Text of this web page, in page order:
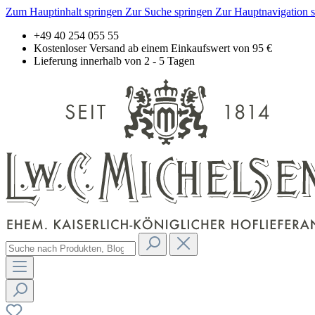
Zum Hauptinhalt springen Zur Suche springen Zur Hauptnavigation
+49 40 254 055 55
Kostenloser Versand ab einem Einkaufswert von 95 €
Lieferung innerhalb von 2 - 5 Tagen